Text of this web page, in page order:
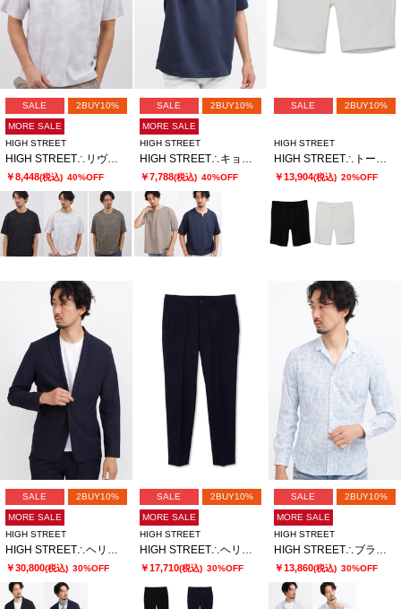
SALE 2BUY10%
MORE SALE
HIGH STREET
HIGH STREET∴リヴィエラミストハンソデBigクルーネック
￥8,448(税込) 40%OFF
SALE 2BUY10%
MORE SALE
HIGH STREET
HIGH STREET∴キョウネンピンジャージハンソデBigキーネック
￥7,788(税込) 40%OFF
SALE 2BUY10%
HIGH STREET
HIGH STREET∴トーンウェーブショーツ
￥13,904(税込) 20%OFF
SALE 2BUY10%
MORE SALE
HIGH STREET
HIGH STREET∴ヘリンボンエアリーサッカーJK
￥30,800(税込) 30%OFF
SALE 2BUY10%
MORE SALE
HIGH STREET
HIGH STREET∴ヘリンボンエアリーサッカーイージーPT
￥17,710(税込) 30%OFF
SALE 2BUY10%
MORE SALE
HIGH STREET
HIGH STREET∴ブラッシュプリントサッカーショートウイングシャツ
￥13,860(税込) 30%OFF